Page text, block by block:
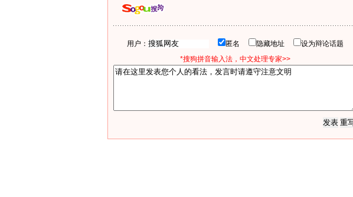
用户： 匿名 隐藏地址
设为辩论话题
*搜狗拼音输入法，中文处理专家>>